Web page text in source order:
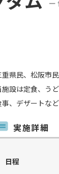
ー
重県民、松阪市
施設は定食、う
事、デザートな
実施詳細
日程